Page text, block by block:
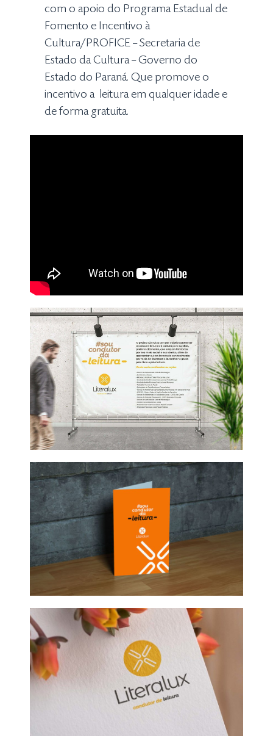
com o apoio do Programa Estadual de
Fomento e Incentivo à
Cultura/PROFICE – Secretaria de
Estado da Cultura – Governo do
Estado do Paraná. Que promove o
incentivo a leitura em qualquer idade e
de forma gratuita.